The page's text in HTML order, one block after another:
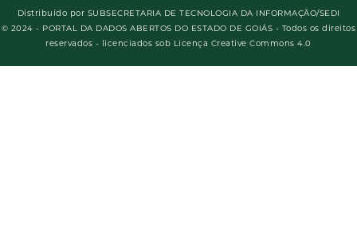
Distribuído por SUBSECRETARIA DE TECNOLOGIA DA INFORMAÇÃO/SEDI
© 2024 - PORTAL DA DADOS ABERTOS DO ESTADO DE GOIÁS - Todos os direitos
reservados - licenciados sob Licença Creative Commons 4.0